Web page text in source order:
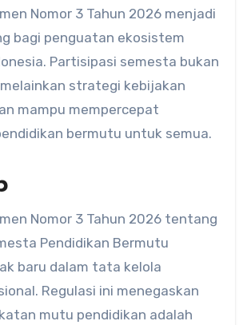
Nomor 3 Tahun 2026 menjadi
bagi penguatan ekosistem
Partisipasi semesta bukan
strategi kebijakan
mampu mempercepat
bermutu untuk semua.
Nomor 3 Tahun 2026 tentang
Pendidikan Bermutu
baru dalam tata kelola
Regulasi ini menegaskan
mutu pendidikan adalah